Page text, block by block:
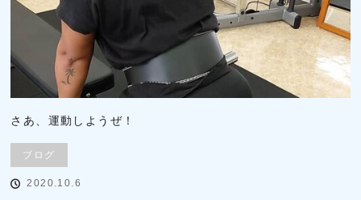
さあ、運動しようぜ！
ブログ
2020.10.6